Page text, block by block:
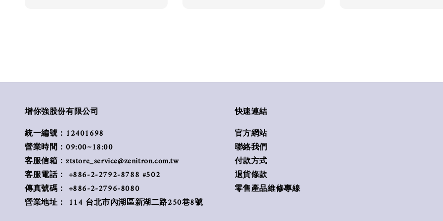
增你強股份有限公司
統一編號：12401698
營業時間：09:00~18:00
客服信箱：ztstore_service@zenitron.com.tw
客服電話： +886-2-2792-8788 #502
傳真號碼： +886-2-2796-8080
營業地址： 114 台北市內湖區新湖二路250巷8號
快速連結
官方網站
聯絡我們
付款方式
退貨條款
零售產品維修專線